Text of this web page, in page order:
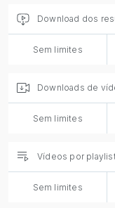
Download dos
Sem limites
Downloads de
Sem limites
Vídeos por
Sem limites